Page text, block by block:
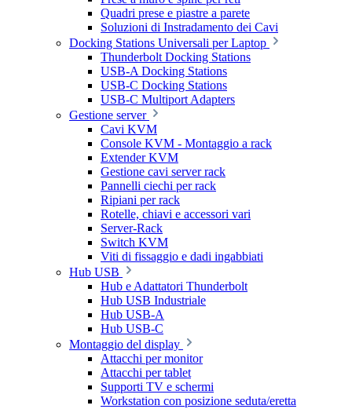
Quadri prese e piastre a parete
Soluzioni di Instradamento dei Cavi
Docking Stations Universali per Laptop
Thunderbolt Docking Stations
USB-A Docking Stations
USB-C Docking Stations
USB-C Multiport Adapters
Gestione server
Cavi KVM
Console KVM - Montaggio a rack
Extender KVM
Gestione cavi server rack
Pannelli ciechi per rack
Ripiani per rack
Rotelle, chiavi e accessori vari
Server-Rack
Switch KVM
Viti di fissaggio e dadi ingabbiati
Hub USB
Hub e Adattatori Thunderbolt
Hub USB Industriale
Hub USB-A
Hub USB-C
Montaggio del display
Attacchi per monitor
Attacchi per tablet
Supporti TV e schermi
Workstation con posizione seduta/eretta